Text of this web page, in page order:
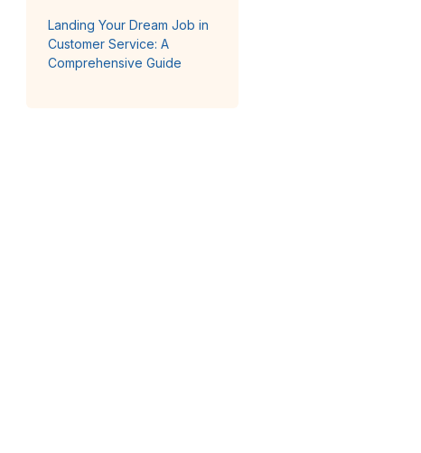
Landing Your Dream Job in
Customer Service: A
Comprehensive Guide